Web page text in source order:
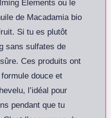
Elements ou le
de Macadamia bio
Si tu es plutôt
sans sulfates de
Ces produits ont
douce et
l’idéal pour
pendant que tu